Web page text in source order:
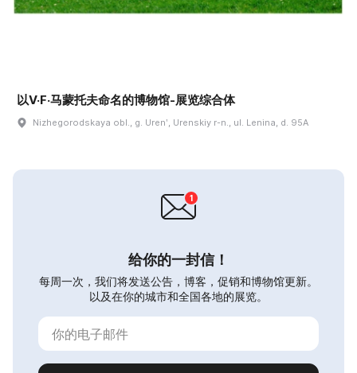
以V·F·马蒙托夫命名的博物馆-展览综合体
Nizhegorodskaya obl., g. Urenʹ, Urenskiy r-n., ul. Lenina, d. 95A
给你的一封信！
每周一次，我们将发送公告，博客，促销和博物馆更新。
以及在你的城市和全国各地的展览。